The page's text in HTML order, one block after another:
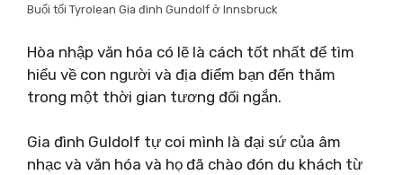
Buổi tối Tyrolean Gia đình Gundolf ở Innsbruck
Hòa nhập văn hóa có lẽ là cách tốt nhất để tìm
hiểu về con người và địa điểm bạn đến thăm
trong một thời gian tương đối ngắn.
Gia đình Guldolf tự coi mình là đại sứ của âm
nhạc và văn hóa và họ đã chào đón du khách từ